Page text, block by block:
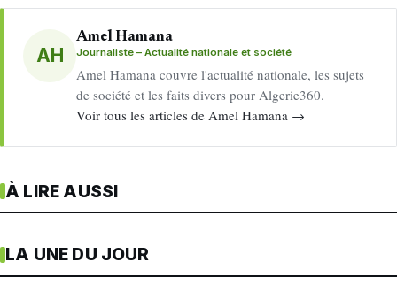
AH
Amel Hamana
Journaliste – Actualité nationale et société
Amel Hamana couvre l'actualité nationale, les sujets
de société et les faits divers pour Algerie360.
Voir tous les articles de Amel Hamana →
À LIRE AUSSI
LA UNE DU JOUR